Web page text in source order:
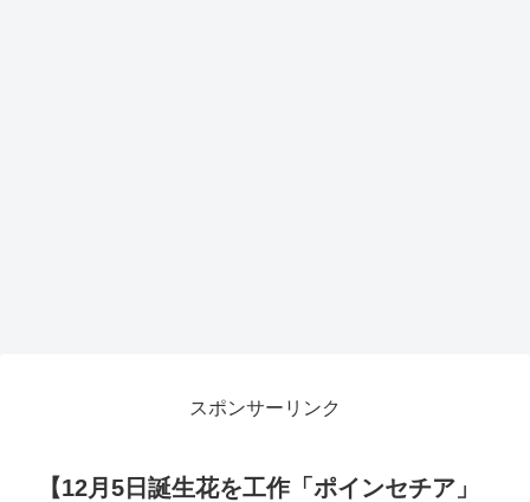
スポンサーリンク
【12月5日誕生花を工作「ポインセチア」